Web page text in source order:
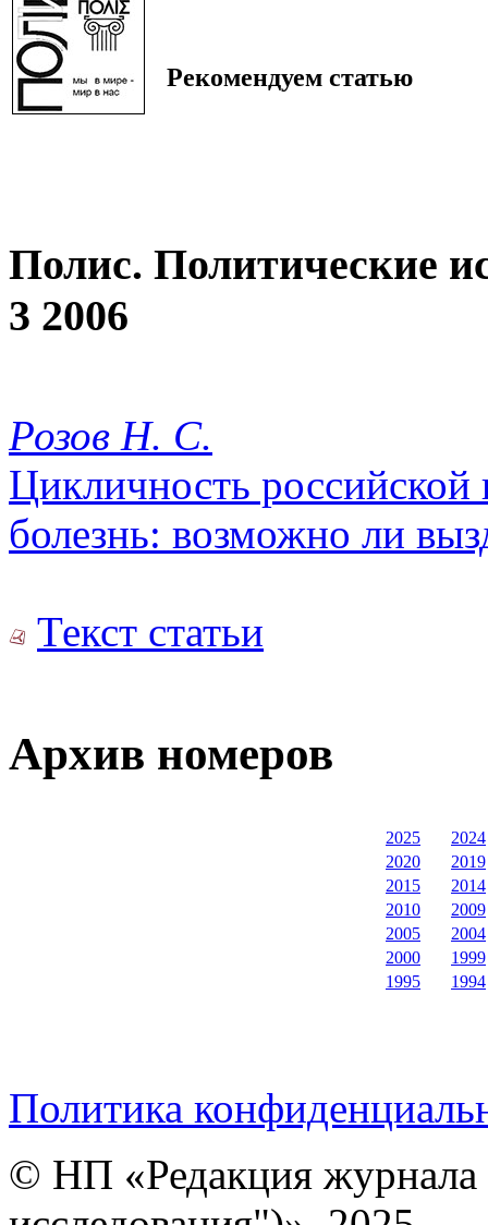
Рекомендуем статью
Полис. Политические
3 2006
Розов Н. С.
Цикличность российской
болезнь: возможно ли
Текст статьи
Архив номеров
2025
2024
2020
2019
2015
2014
2010
2009
2005
2004
2000
1999
1995
1994
Политика
© НП «Редакция